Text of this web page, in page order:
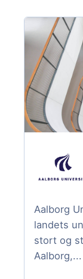
Aalborg
landets
stort og
Aalborg,...